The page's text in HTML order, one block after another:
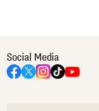
Social Media